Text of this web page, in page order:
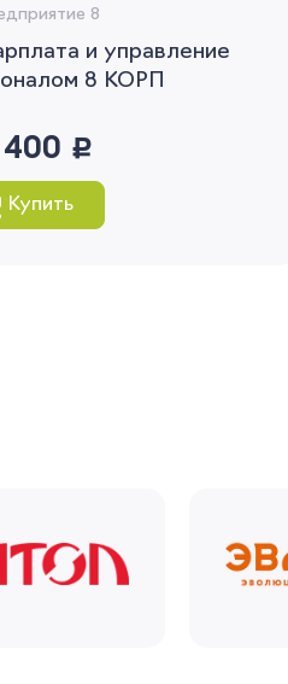
8
и управление
8 КОРП
400 руб.
Купить